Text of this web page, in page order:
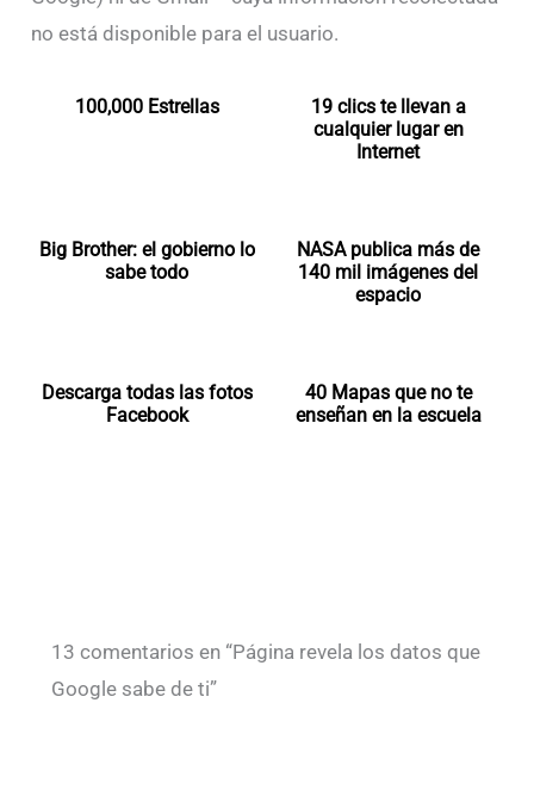
no está disponible para el usuario.
100,000 Estrellas
19 clics te llevan a
cualquier lugar en
Internet
Big Brother: el gobierno lo
sabe todo
NASA publica más de
140 mil imágenes del
espacio
Descarga todas las fotos
Facebook
40 Mapas que no te
enseñan en la escuela
13 comentarios en “Página revela los datos que
Google sabe de ti”